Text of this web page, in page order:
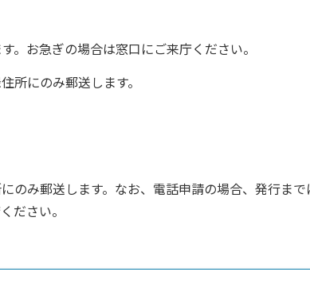
お急ぎの場合は窓口にご来庁ください。
所にのみ郵送します。
のみ郵送します。なお、電話申請の場合、発行まで
ださい。